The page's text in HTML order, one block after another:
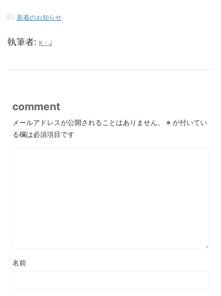
-新着のお知らせ
執筆者: K・J
comment
メールアドレスが公開されることはありません。 ※ が付いてい
る欄は必須項目です
名前